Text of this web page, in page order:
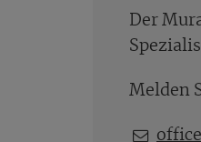
Der
Melden